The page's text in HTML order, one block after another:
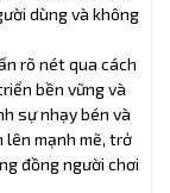
dùng và không
rõ nét qua cách
bền vững và
sự nhạy bén và
lên mạnh mẽ, trở
đồng người chơi